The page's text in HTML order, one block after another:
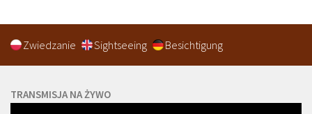
Zwiedzanie Sightseeing Besichtigung
TRANSMISJA NA ŻYWO